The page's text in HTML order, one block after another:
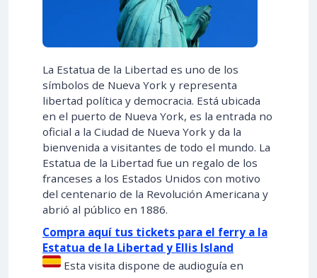
La Estatua de la Libertad es uno de los
símbolos de Nueva York y representa
libertad política y democracia. Está ubicada
en el puerto de Nueva York, es la entrada no
oficial a la Ciudad de Nueva York y da la
bienvenida a visitantes de todo el mundo. La
Estatua de la Libertad fue un regalo de los
franceses a los Estados Unidos con motivo
del centenario de la Revolución Americana y
abrió al público en 1886.
Compra aquí tus tickets para el ferry a la
Estatua de la Libertad y Ellis Island
Esta visita dispone de audioguía en